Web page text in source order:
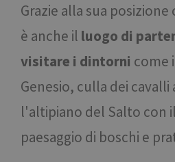
Grazie alla sua
è anche il luogo di
visitare i dintorni come
Genesio, culla dei cavalli
l'altipiano del Salto con
paesaggio di boschi e